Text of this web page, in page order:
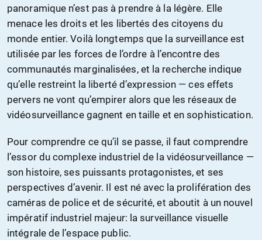
panoramique n’est pas à prendre à la légère. Elle
menace les droits et les libertés des citoyens du
monde entier. Voilà longtemps que la surveillance est
utilisée par les forces de l’ordre à l’encontre des
communautés marginalisées, et la recherche indique
qu’elle restreint la liberté d’expression — ces effets
pervers ne vont qu’empirer alors que les réseaux de
vidéosurveillance gagnent en taille et en sophistication.
Pour comprendre ce qu’il se passe, il faut comprendre
l’essor du complexe industriel de la vidéosurveillance —
son histoire, ses puissants protagonistes, et ses
perspectives d’avenir. Il est né avec la prolifération des
caméras de police et de sécurité, et aboutit à un nouvel
impératif industriel majeur: la surveillance visuelle
intégrale de l’espace public.